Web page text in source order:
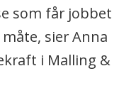
som får jobbet
sier Anna
i Malling &